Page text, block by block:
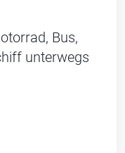
Bus,
unterwegs